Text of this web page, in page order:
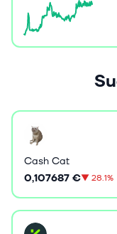
Cash Cat
0,107687 €▼28.1%